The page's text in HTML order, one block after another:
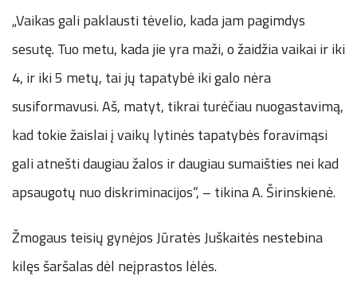
„Vaikas gali paklausti tėvelio, kada jam pagimdys
sesutę. Tuo metu, kada jie yra maži, o žaidžia vaikai ir iki
4, ir iki 5 metų, tai jų tapatybė iki galo nėra
susiformavusi. Aš, matyt, tikrai turėčiau nuogastavimą,
kad tokie žaislai į vaikų lytinės tapatybės foravimąsi
gali atnešti daugiau žalos ir daugiau sumaišties nei kad
apsaugotų nuo diskriminacijos“, – tikina A. Širinskienė.
Žmogaus teisių gynėjos Jūratės Juškaitės nestebina
kilęs šaršalas dėl neįprastos lėlės.